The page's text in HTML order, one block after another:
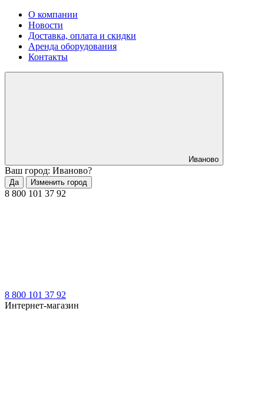
О компании
Новости
Доставка, оплата и скидки
Аренда оборудования
Контакты
Иваново
Ваш город: Иваново?
Да Изменить город
8 800 101 37 92
8 800 101 37 92
Интернет-магазин